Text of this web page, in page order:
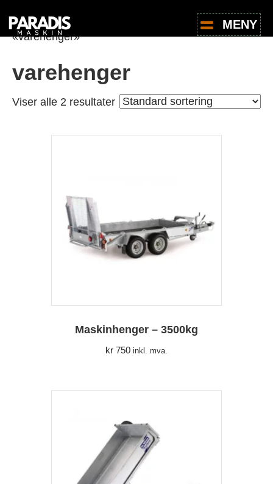
MENY
Hjem/Butikk
/ Produkter med stikkord
«varehenger»
varehenger
Viser alle 2 resultater
Maskinhenger – 3500kg
kr 750 inkl. mva.